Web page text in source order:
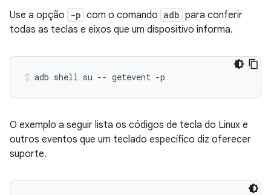
Use a opção -p com o comando adb para conferir
todas as teclas e eixos que um dispositivo informa.
adb shell su -- getevent -p
O exemplo a seguir lista os códigos de tecla do Linux e
outros eventos que um teclado específico diz oferecer
suporte.